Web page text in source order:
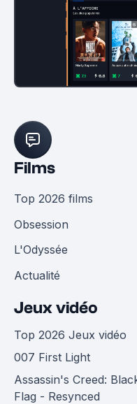
Films
Top 2026 films
Obsession
L'Odyssée
Actualité
Jeux vidéo
Top 2026 Jeux vidéo
007 First Light
Assassin's Creed:
Flag - Resynced